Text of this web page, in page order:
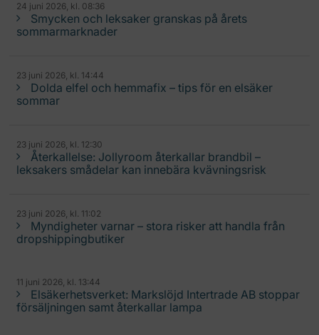
24 juni 2026, kl. 08:36
Smycken och leksaker granskas på årets
sommarmarknader
23 juni 2026, kl. 14:44
Dolda elfel och hemmafix – tips för en elsäker
sommar
23 juni 2026, kl. 12:30
Återkallelse: Jollyroom återkallar brandbil –
leksakers smådelar kan innebära kvävningsrisk
23 juni 2026, kl. 11:02
Myndigheter varnar – stora risker att handla från
dropshippingbutiker
11 juni 2026, kl. 13:44
Elsäkerhetsverket: Markslöjd Intertrade AB stoppar
försäljningen samt återkallar lampa